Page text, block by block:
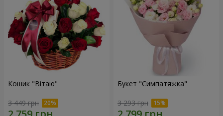
Кошик "Вітаю"
3 449 грн
Букет "Симпатяжка"
3 293 грн